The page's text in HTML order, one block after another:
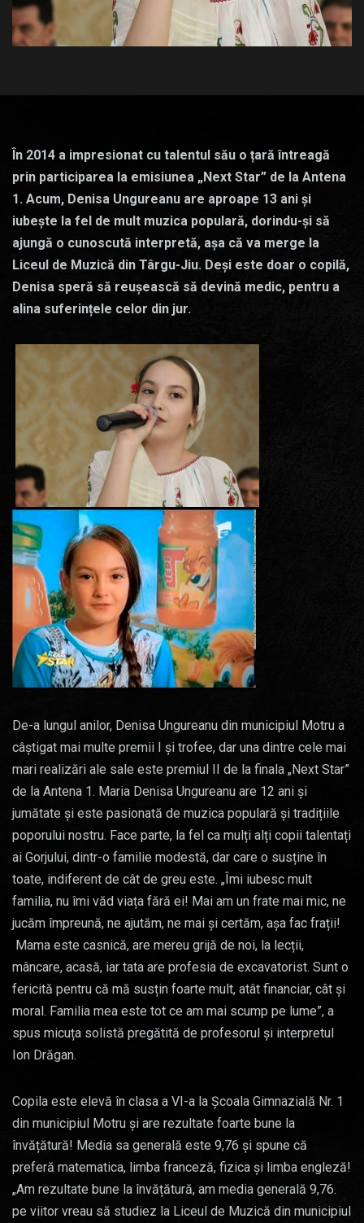
În 2014 a impresionat cu talentul său o țară întreagă
prin participarea la emisiunea „Next Star” de la Antena
1. Acum, Denisa Ungureanu are aproape 13 ani și
iubește la fel de mult muzica populară, dorindu-și să
ajungă o cunoscută interpretă, așa că va merge la
Liceul de Muzică din Târgu-Jiu. Deși este doar o copilă,
Denisa speră să reușească să devină medic, pentru a
alina suferințele celor din jur.
De-a lungul anilor, Denisa Ungureanu din municipiul Motru a
câștigat mai multe premii I și trofee, dar una dintre cele mai
mari realizări ale sale este premiul II de la finala „Next Star”
de la Antena 1. Maria Denisa Ungureanu are 12 ani și
jumătate și este pasionată de muzica populară și tradițiile
poporului nostru. Face parte, la fel ca mulți alți copii talentați
ai Gorjului, dintr-o familie modestă, dar care o susține în
toate, indiferent de cât de greu este. „Îmi iubesc mult
familia, nu îmi văd viața fără ei! Mai am un frate mai mic, ne
jucăm împreună, ne ajutăm, ne mai și certăm, așa fac frații!
Mama este casnică, are mereu grijă de noi, la lecții,
mâncare, acasă, iar tata are profesia de excavatorist. Sunt o
fericită pentru că mă susțin foarte mult, atât financiar, cât și
moral. Familia mea este tot ce am mai scump pe lume”, a
spus micuța solistă pregătită de profesorul și interpretul
Ion Drăgan.
Copila este elevă în clasa a VI-a la Școala Gimnazială Nr. 1
din municipiul Motru și are rezultate foarte bune la
învățătură! Media sa generală este 9,76 și spune că
preferă matematica, limba franceză, fizica și limba engleză!
„Am rezultate bune la învățătură, am media generală 9,76.
pe viitor vreau să studiez la Liceul de Muzică din municipiul